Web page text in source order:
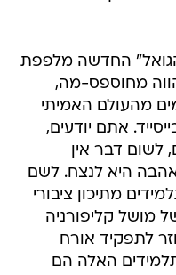
החדשה מלפפת
מחוספס-מה,
מהעולם האמיתי
אתם יודעים,
לשום דבר אין
היא לנצח. לשם
מתיכון ציבורי
מושל קליפורניה
לתפקיד אורח
האלה הם